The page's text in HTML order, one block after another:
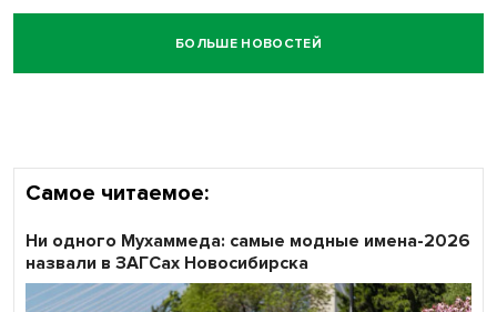
БОЛЬШЕ НОВОСТЕЙ
Самое читаемое:
Ни одного Мухаммеда: самые модные имена-2026
назвали в ЗАГСах Новосибирска